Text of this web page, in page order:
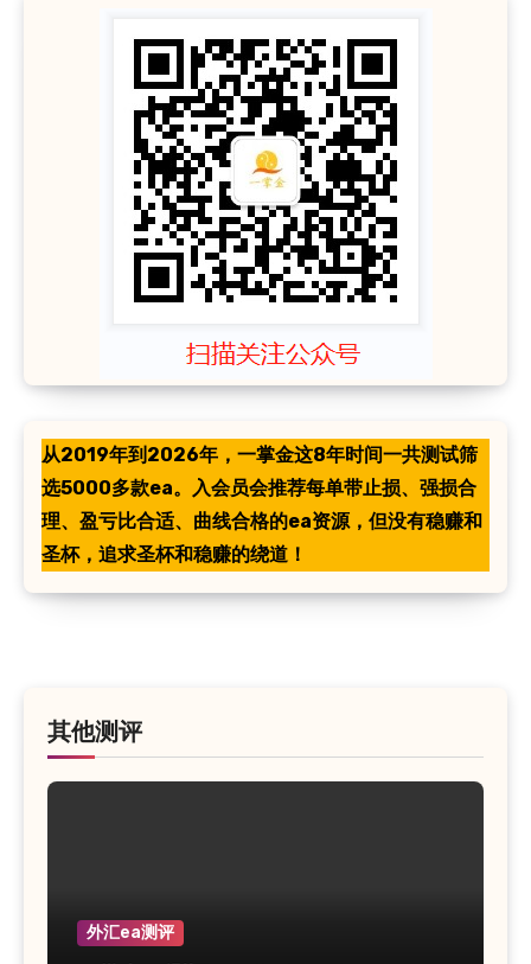
从2019年到2026年，一掌金这8年时间一共测试筛
选5000多款ea。入会员会推荐每单带止损、强损合
理、盈亏比合适、曲线合格的ea资源，但没有稳赚和
圣杯，追求圣杯和稳赚的绕道！
其他测评
外汇ea测评